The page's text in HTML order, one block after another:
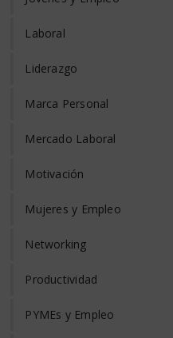
Laboral
Liderazgo
Marca Personal
Mercado Laboral
Motivación
Mujeres y Empleo
Networking
Productividad
PYMEs y Empleo